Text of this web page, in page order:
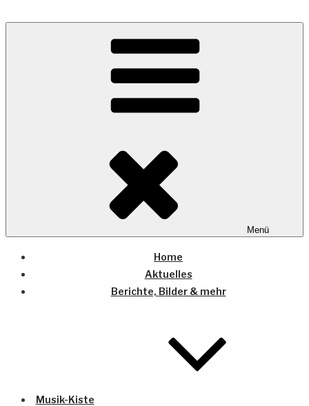
COUNTRYHOME
Wo die (Country-) Musik Zuhause ist
Menü
Home
Aktuelles
Berichte, Bilder & mehr
Musik-Kiste